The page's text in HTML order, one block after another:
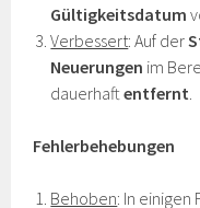
Gültigkeitsdatum
Verbessert: Auf der
Neuerungen im
dauerhaftentfernt.
Fehlerbehebungen
Behoben: In